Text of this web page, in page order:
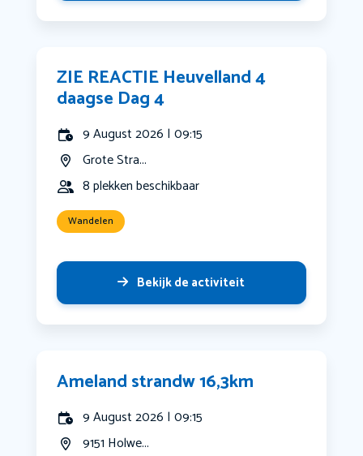
ZIE REACTIE Heuvelland 4
daagse Dag 4
9 August 2026 | 09:15
Grote Stra...
8 plekken beschikbaar
Wandelen
Bekijk de activiteit
Ameland strandw 16,3km
9 August 2026 | 09:15
9151 Holwe...